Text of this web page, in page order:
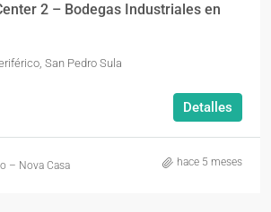
2 – Bodegas Industriales en
San Pedro Sula
Detalles
– Nova Casa hace 5 meses